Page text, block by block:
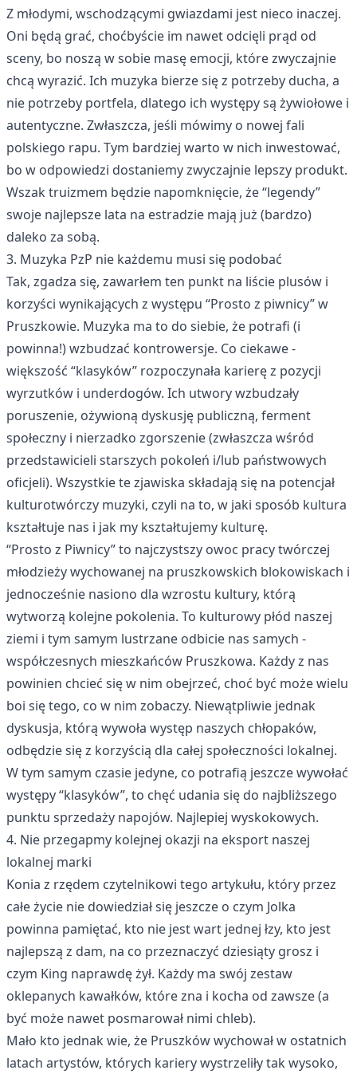
Z młodymi, wschodzącymi gwiazdami jest nieco inaczej.
Oni będą grać, choćbyście im nawet odcięli prąd od
sceny, bo noszą w sobie masę emocji, które zwyczajnie
chcą wyrazić. Ich muzyka bierze się z potrzeby ducha, a
nie potrzeby portfela, dlatego ich występy są żywiołowe i
autentyczne. Zwłaszcza, jeśli mówimy o nowej fali
polskiego rapu. Tym bardziej warto w nich inwestować,
bo w odpowiedzi dostaniemy zwyczajnie lepszy produkt.
Wszak truizmem będzie napomknięcie, że “legendy”
swoje najlepsze lata na estradzie mają już (bardzo)
daleko za sobą.
3. Muzyka PzP nie każdemu musi się podobać
Tak, zgadza się, zawarłem ten punkt na liście plusów i
korzyści wynikających z występu “Prosto z piwnicy” w
Pruszkowie. Muzyka ma to do siebie, że potrafi (i
powinna!) wzbudzać kontrowersje. Co ciekawe -
większość “klasyków” rozpoczynała karierę z pozycji
wyrzutków i underdogów. Ich utwory wzbudzały
poruszenie, ożywioną dyskusję publiczną, ferment
społeczny i nierzadko zgorszenie (zwłaszcza wśród
przedstawicieli starszych pokoleń i/lub państwowych
oficjeli). Wszystkie te zjawiska składają się na potencjał
kulturotwórczy muzyki, czyli na to, w jaki sposób kultura
kształtuje nas i jak my kształtujemy kulturę.
“Prosto z Piwnicy” to najczystszy owoc pracy twórczej
młodzieży wychowanej na pruszkowskich blokowiskach i
jednocześnie nasiono dla wzrostu kultury, którą
wytworzą kolejne pokolenia. To kulturowy płód naszej
ziemi i tym samym lustrzane odbicie nas samych -
współczesnych mieszkańców Pruszkowa. Każdy z nas
powinien chcieć się w nim obejrzeć, choć być może wielu
boi się tego, co w nim zobaczy. Niewątpliwie jednak
dyskusja, którą wywoła występ naszych chłopaków,
odbędzie się z korzyścią dla całej społeczności lokalnej.
W tym samym czasie jedyne, co potrafią jeszcze wywołać
występy “klasyków”, to chęć udania się do najbliższego
punktu sprzedaży napojów. Najlepiej wyskokowych.
4. Nie przegapmy kolejnej okazji na eksport naszej
lokalnej marki
Konia z rzędem czytelnikowi tego artykułu, który przez
całe życie nie dowiedział się jeszcze o czym Jolka
powinna pamiętać, kto nie jest wart jednej łzy, kto jest
najlepszą z dam, na co przeznaczyć dziesiąty grosz i
czym King naprawdę żył. Każdy ma swój zestaw
oklepanych kawałków, które zna i kocha od zawsze (a
być może nawet posmarował nimi chleb).
Mało kto jednak wie, że Pruszków wychował w ostatnich
latach artystów, których kariery wystrzeliły tak wysoko,